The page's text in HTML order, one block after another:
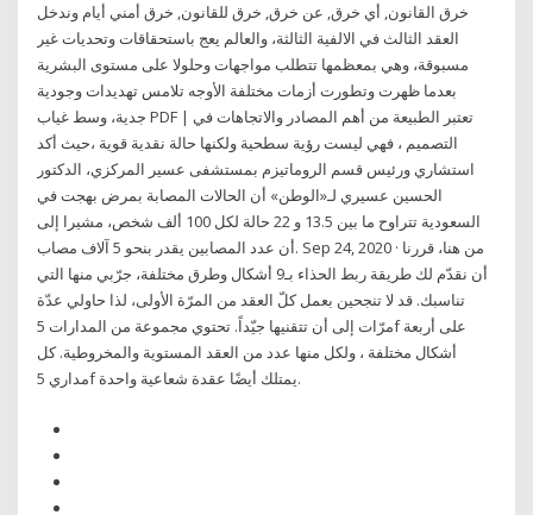
خرق القانون, أي خرق, عن خرق, خرق للقانون, خرق أمني أيام وندخل
العقد الثالث في الالفية الثالثة، والعالم يعج باستحقاقات وتحديات غير
مسبوقة، وهي بمعظمها تتطلب مواجهات وحلولا على مستوى البشرية
بعدما ظهرت وتطورت أزمات مختلفة الأوجه تلامس تهديدات وجودية
جدية، وسط غياب PDF | تعتبر الطبيعة من أهم المصادر والاتجاهات في
التصميم ، فهي ليست رؤية سطحية ولكنها حالة نقدية قوية ،حيث أكد
استشاري ورئيس قسم الروماتيزم بمستشفى عسير المركزي، الدكتور
الحسين عسيري لـ«الوطن» أن الحالات المصابة بمرض بهجت في
السعودية تتراوح ما بين 13.5 و 22 حالة لكل 100 ألف شخص، مشيرا إلى
أن عدد المصابين يقدر بنحو 5 آلاف مصاب. Sep 24, 2020 · من هنا، قررنا
أن نقدّم لك طريقة ربط الحذاء بـ9 أشكال وطرق مختلفة، جرّبي منها التي
تناسبك. قد لا تنجحين بعمل كلّ العقد من المرّة الأولى، لذا حاولي عدّة
مرّات إلى أن تتقنيها جيّداً. تحتوي مجموعة من المدارات 5f على أربعة
أشكال مختلفة ، ولكل منها عدد من العقد المستوية والمخروطية. كل
مداري 5f يمتلك أيضًا عقدة شعاعية واحدة.